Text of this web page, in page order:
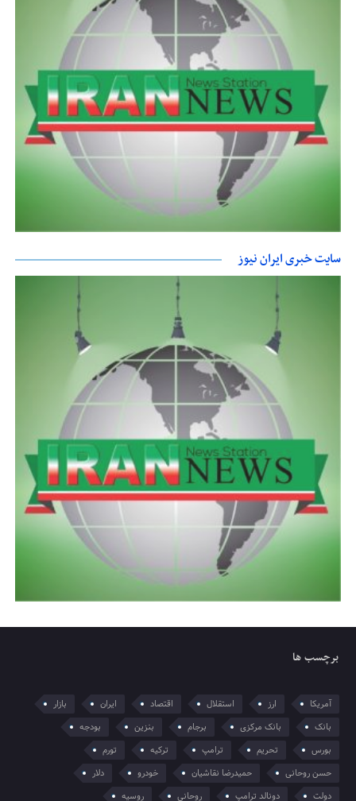
سایت خبری ایران نیوز
برچسب ها
آمریکا ارز استقلال اقتصاد ایران
بازار
بانک
بانک مرکزی برجام بنزین
بودجه
بورس
تحریم ترامپ ترکیه
تورم
حسن روحانی
حمیدرضا نقاشیان خودرو
دلار
دولت
دونالد ترامپ روحانی روسیه